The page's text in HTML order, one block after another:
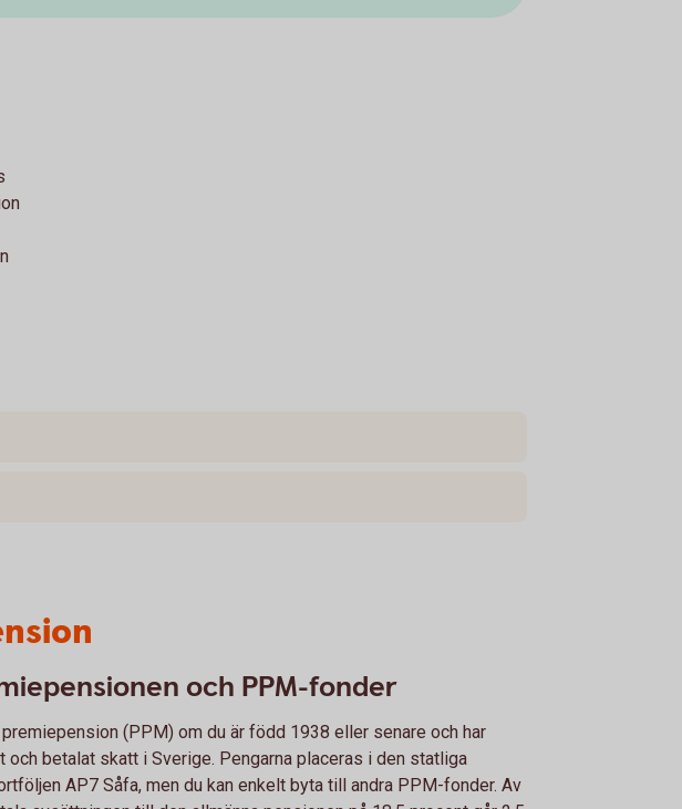
och PPM-fonder
premiepension (PPM) om du är född 1938 eller senare och har
och betalat skatt i Sverige. Pengarna placeras i den statliga
AP7 Såfa, men du kan enkelt byta till andra PPM-fonder. Av